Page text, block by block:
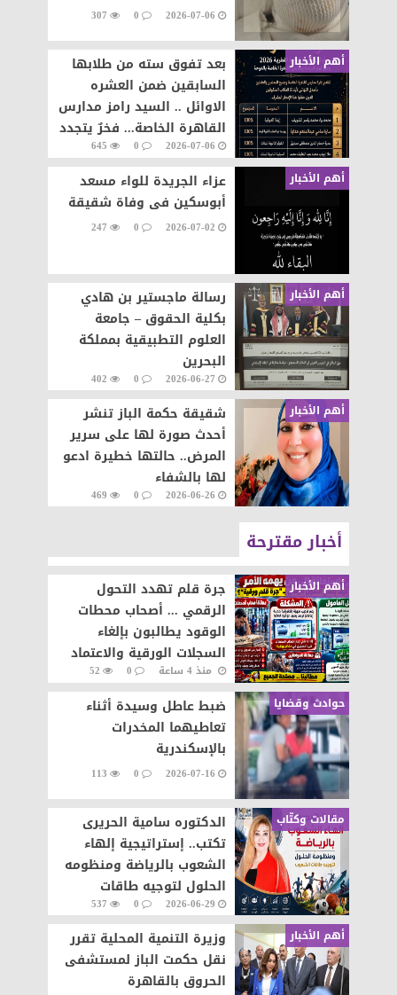
2026-07-06
0
307
أهم الأخبار
بعد تفوق سته من طلابها
السابقين ضمن العشره
الاوائل .. السيد رامز مدارس
القاهرة الخاصة... فخرٌ يتجدد
وإنجازٌ يتواصل
2026-07-06
0
645
أهم الأخبار
عزاء الجريدة للواء مسعد
أبوسكين فى وفاة شقيقة
2026-07-02
0
247
أهم الأخبار
رسالة ماجستير بن هادي
بكلية الحقوق – جامعة
العلوم التطبيقية بمملكة
البحرين
2026-06-27
0
402
أهم الأخبار
شقيقة حكمة الباز تنشر
أحدث صورة لها على سرير
المرض.. حالتها خطيرة ادعو
لها بالشفاء
2026-06-26
0
469
أخبار مقترحة
أهم الأخبار
جرة قلم تهدد التحول
الرقمي ... أصحاب محطات
الوقود يطالبون بإلغاء
السجلات الورقية والاعتماد
على المنظومة الإلكترونية
منذ 4 ساعة 0
52
حوادث وقضايا
ضبط عاطل وسيدة أثناء
تعاطيهما المخدرات
بالإسكندرية
2026-07-16
0
113
مقالات وكتّاب
الدكتوره سامية الحريرى
تكتب.. إستراتيجية إلهاء
الشعوب بالرياضة ومنظومه
الحلول لتوجيه طاقات
الشعوب نحو التطور والابداع
2026-06-29
0
537
أهم الأخبار
وزيرة التنمية المحلية تقرر
نقل حكمت الباز لمستشفى
الحروق بالقاهرة